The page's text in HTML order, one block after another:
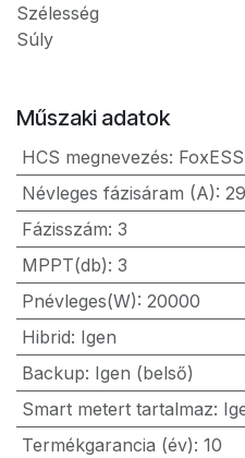
Szélesség
Súly
Műszaki adatok
HCS megnevezés:
Névleges fázisáram (A):
Fázisszám: 3
MPPT(db): 3
Pnévleges(W): 20000
Hibrid: Igen
Backup: Igen (belső)
Smart metert tartalmaz:
Termékgarancia (év): 10